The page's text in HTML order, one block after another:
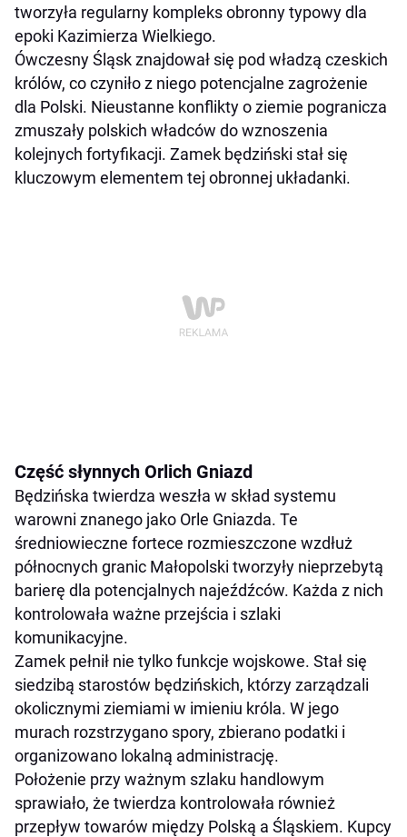
tworzyła regularny kompleks obronny typowy dla
epoki Kazimierza Wielkiego.
Ówczesny Śląsk znajdował się pod władzą czeskich
królów, co czyniło z niego potencjalne zagrożenie
dla Polski. Nieustanne konflikty o ziemie pogranicza
zmuszały polskich władców do wznoszenia
kolejnych fortyfikacji. Zamek będziński stał się
kluczowym elementem tej obronnej układanki.
Część słynnych Orlich Gniazd
Będzińska twierdza weszła w skład systemu
warowni znanego jako Orle Gniazda. Te
średniowieczne fortece rozmieszczone wzdłuż
północnych granic Małopolski tworzyły nieprzebytą
barierę dla potencjalnych najeźdźców. Każda z nich
kontrolowała ważne przejścia i szlaki
komunikacyjne.
Zamek pełnił nie tylko funkcje wojskowe. Stał się
siedzibą starostów będzińskich, którzy zarządzali
okolicznymi ziemiami w imieniu króla. W jego
murach rozstrzygano spory, zbierano podatki i
organizowano lokalną administrację.
Położenie przy ważnym szlaku handlowym
sprawiało, że twierdza kontrolowała również
przepływ towarów między Polską a Śląskiem. Kupcy